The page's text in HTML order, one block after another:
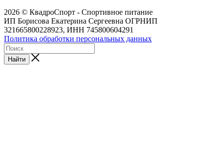
2026 © КвадроСпорт - Спортивное питание
ИП Борисова Екатерина Сергеевна ОГРНИП
321665800228923, ИНН 745800604291
Политика обработки персональных данных
Найти